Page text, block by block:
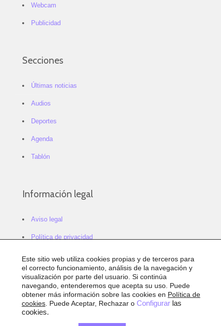
Webcam
Publicidad
Secciones
Últimas noticias
Audios
Deportes
Agenda
Tablón
Información legal
Aviso legal
Política de privacidad
Política de cookies
Configurar cookies
Sitemap
Accesibilidad
Este sitio web utiliza cookies propias y de terceros para
el correcto funcionamiento, análisis de la navegación y
visualización por parte del usuario. Si continúa
navegando, entenderemos que acepta su uso. Puede
obtener más información sobre las cookies en Política de
cookies . Puede Aceptar, Rechazar o Configurar las
cookies.